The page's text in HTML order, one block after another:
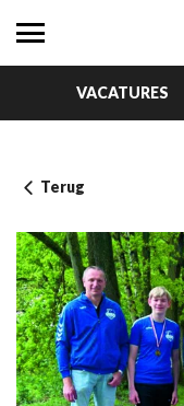
VACATURES
Terug